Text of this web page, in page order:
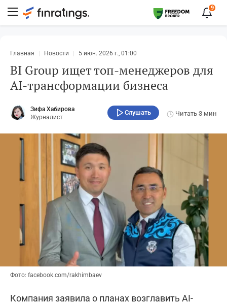
9
Главная Новости 5 июн. 2026 г., 01:00
BI Group ищет топ-менеджеров для
AI-трансформации бизнеса
Зифа Хабирова
Журналист
Слушать Читать 3 мин
Фото: facebook.com/rakhimbaev
Компания заявила о планах возглавить AI-